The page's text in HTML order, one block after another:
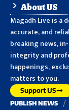
About US
Magadh Live is a
accurate, and
breaking news,
integrity and
happenings,
matters to you.
Support US
PUBLISH NEWS